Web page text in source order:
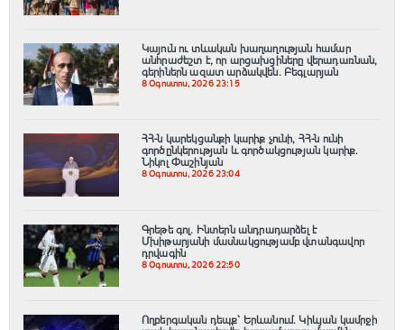
Կայուն ու տևական խաղաղության համար
անհրաժեշտ է, որ արցախցիները վերադառնան,
գերիներն ազատ արձակվեն․ Բեգլարյան
8 Օգոստոս, 2026 23:15
ՀՀ-ն կարեկցանքի կարիք չունի, ՀՀ-ն ունի
գործընկերության և գործակցության կարիք․
Նիկոլ Փաշինյան
8 Օգոստոս, 2026 23:04
Գրեթե գոլ. Ինտերն անդրադարձել է
Մխիթարյանի մասնակցությամբ վտանգավոր
դրվագին
8 Օգոստոս, 2026 22:50
Ողբերգական դեպք՝ Երևանում․ Կիևյան կամրջի